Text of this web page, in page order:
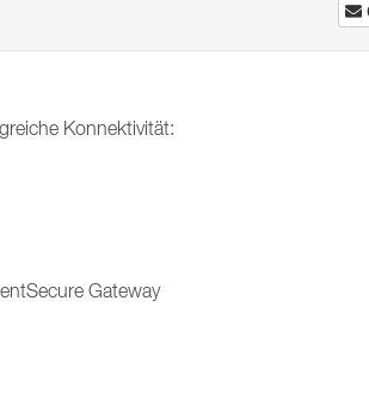
Konnektivität:
Gateway